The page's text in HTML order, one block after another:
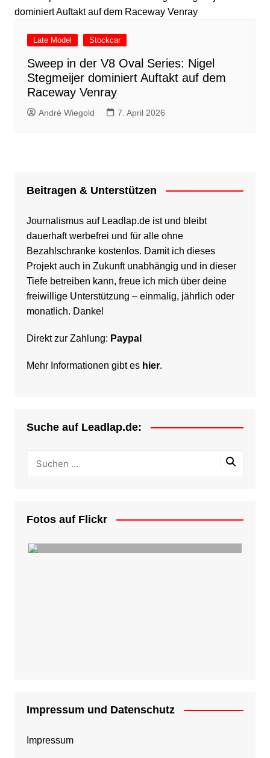
Late Model Stockcar
Sweep in der V8 Oval Series: Nigel
Stegmeijer dominiert Auftakt auf dem
Raceway Venray
André Wiegold 7. April 2026
Beitragen & Unterstützen
Journalismus auf Leadlap.de ist und bleibt
dauerhaft werbefrei und für alle ohne
Bezahlschranke kostenlos. Damit ich dieses
Projekt auch in Zukunft unabhängig und in dieser
Tiefe betreiben kann, freue ich mich über deine
freiwillige Unterstützung – einmalig, jährlich oder
monatlich. Danke!
Direkt zur Zahlung: Paypal
Mehr Informationen gibt es hier.
Suche auf Leadlap.de:
Fotos auf Flickr
Impressum und Datenschutz
Impressum